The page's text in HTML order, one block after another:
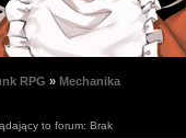
RPG » Mechanika
to forum: Brak